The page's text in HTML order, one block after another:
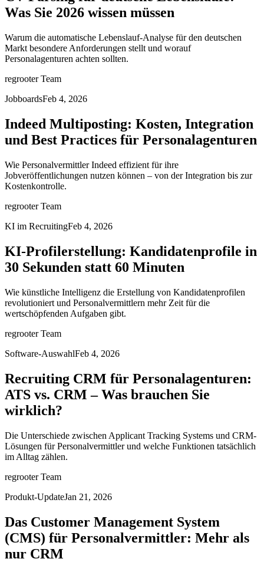
Was Sie 2026 wissen müssen
Warum die automatische Lebenslauf-Analyse für den deutschen
Markt besondere Anforderungen stellt und worauf
Personalagenturen achten sollten.
regrooter Team
JobboardsFeb 4, 2026
Indeed Multiposting: Kosten, Integration
und Best Practices für Personalagenturen
Wie Personalvermittler Indeed effizient für ihre
Jobveröffentlichungen nutzen können – von der Integration bis zur
Kostenkontrolle.
regrooter Team
KI im RecruitingFeb 4, 2026
KI-Profilerstellung: Kandidatenprofile in
30 Sekunden statt 60 Minuten
Wie künstliche Intelligenz die Erstellung von Kandidatenprofilen
revolutioniert und Personalvermittlern mehr Zeit für die
wertschöpfenden Aufgaben gibt.
regrooter Team
Software-AuswahlFeb 4, 2026
Recruiting CRM für Personalagenturen:
ATS vs. CRM – Was brauchen Sie
wirklich?
Die Unterschiede zwischen Applicant Tracking Systems und CRM-
Lösungen für Personalvermittler und welche Funktionen tatsächlich
im Alltag zählen.
regrooter Team
Produkt-UpdateJan 21, 2026
Das Customer Management System
(CMS) für Personalvermittler: Mehr als
nur CRM